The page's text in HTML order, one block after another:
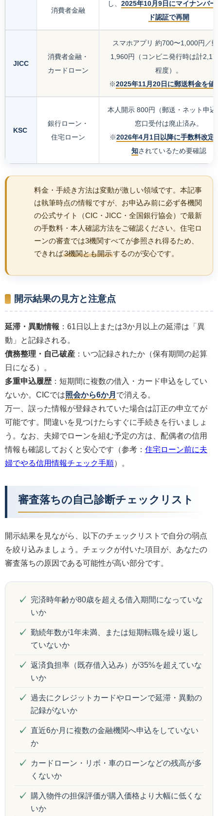
消費者金融
し、 2025年10月9日にマイナンバー
ド認証で再開
JICC
消費者金融・
カードローン
スマホアプリ 約700〜1,000円／
1,960円（コンビニ発行時は計
程度）。
※2025年11月20日に郵送料金を値
KSC
銀行ローン・
住宅ローン
本人開示 800円（郵送・ネット申込
窓口受付は廃止済み。
※2026年4月1日以降に手数料改定
知されているため要確認
料金・手続き方法は変動が激しい領域です。本記事
は執筆時点の情報ですが、お申込み前に必ず各機関
の公式サイト（CIC・JICC・全国銀行協会）で最新
の手数料・本人確認方法をご確認ください。住宅ロ
ーンの審査では3機関すべてが参照され得るため、
できれば3機関とも開示するのが安心です。
開示結果の見方と注意点
延滞・異動情報 ：61日以上または3か月以上の延滞は「異
動」と記録される。
債務整理・自己破産 ：いつ記録されたか（保有期間の起算
日になる）。
多重申込履歴 ：短期間に複数の借入・カード申込をしてい
ないか。CICでは照会から6か月 で消える。
万一、誤った情報が登録されていた場合は訂正の申立てが
可能です。間違いを見つけたらすぐに手続きを行いましょ
う。なお、夫婦でローンを組む予定の方は、配偶者の信用
情報も確認しておくと安心です（参考： 住宅ローン前に夫
婦でやる信用情報チェック手順）。
審査落ちの自己診断チェックリスト
開示結果を見ながら、以下のチェックリストで自分の弱点
を絞り込みましょう。チェックが付いた項目が、あなたの
審査落ちの原因である可能性が高い部分です。
完済時年齢が80歳を超える借入期間になっていな
いか
勤続年数が1年未満、または短期転職を繰り返し
ていないか
返済負担率（既存借入込み）が35%を超えていな
いか
過去にクレジットカードやローンで延滞・異動の
記録がないか
直近6か月に複数の金融機関へ申込をしていない
か
カードローン・リボ・車のローンなどの残高が多
くないか
購入物件の担保評価が購入価格より大幅に低くな
いか